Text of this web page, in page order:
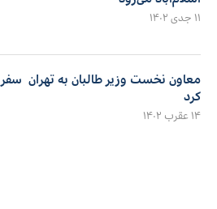
۱۱ جدی ۱۴۰۲
معاون نخست وزیر طالبان به تهران سفر
کرد
۱۴ عقرب ۱۴۰۲